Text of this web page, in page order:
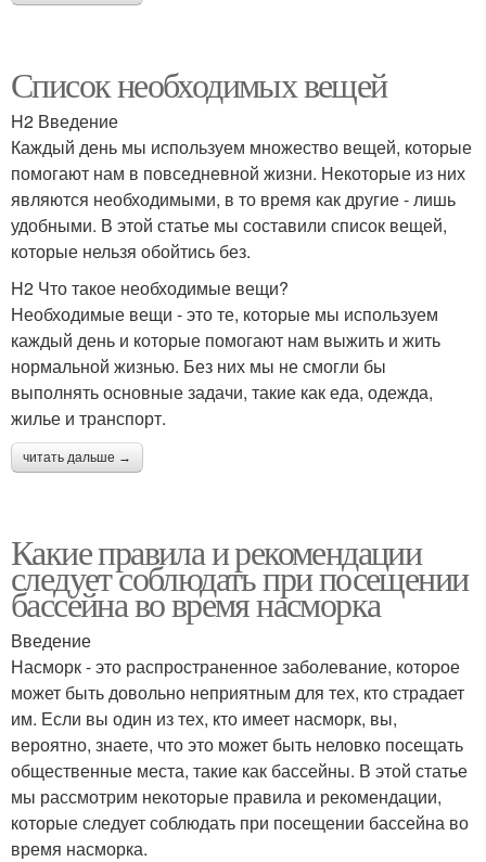
Список необходимых вещей
H2 Введение
Каждый день мы используем множество вещей, которые
помогают нам в повседневной жизни. Некоторые из них
являются необходимыми, в то время как другие - лишь
удобными. В этой статье мы составили список вещей,
которые нельзя обойтись без.
H2 Что такое необходимые вещи?
Необходимые вещи - это те, которые мы используем
каждый день и которые помогают нам выжить и жить
нормальной жизнью. Без них мы не смогли бы
выполнять основные задачи, такие как еда, одежда,
жилье и транспорт.
читать дальше →
Какие правила и рекомендации
следует соблюдать при посещении
бассейна во время насморка
Введение
Насморк - это распространенное заболевание, которое
может быть довольно неприятным для тех, кто страдает
им. Если вы один из тех, кто имеет насморк, вы,
вероятно, знаете, что это может быть неловко посещать
общественные места, такие как бассейны. В этой статье
мы рассмотрим некоторые правила и рекомендации,
которые следует соблюдать при посещении бассейна во
время насморка.